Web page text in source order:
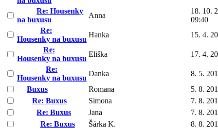
Re: Housenky
na buxusu
Anna
18. 10.
09:40
Re:
Housenky na buxusu
Hanka
15. 4.
Re:
Housenky na buxusu
Eliška
17. 4.
Re:
Housenky na buxusu
Danka
8. 5.
Buxus
Romana
5. 8.
Re: Buxus
Simona
7. 8.
Re: Buxus
Jana
7. 8.
Re: Buxus
Šárka K.
8. 8.